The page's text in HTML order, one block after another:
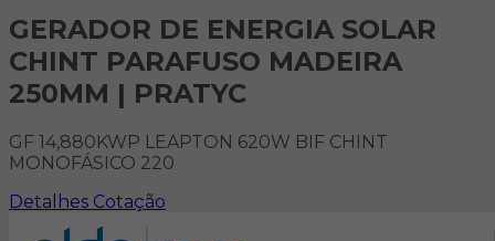
GERADOR DE ENERGIA SOLAR
CHINT PARAFUSO MADEIRA
250MM | PRATYC
GF 14,880KWP LEAPTON 620W BIF CHINT
MONOFÁSICO 220
Detalhes Cotação